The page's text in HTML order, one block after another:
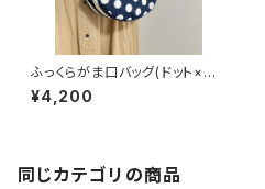
ふっくらがま口バッグ(ドット×ス
トライプNV) 持ち手別売り
¥4,200
同じカテゴリの商品